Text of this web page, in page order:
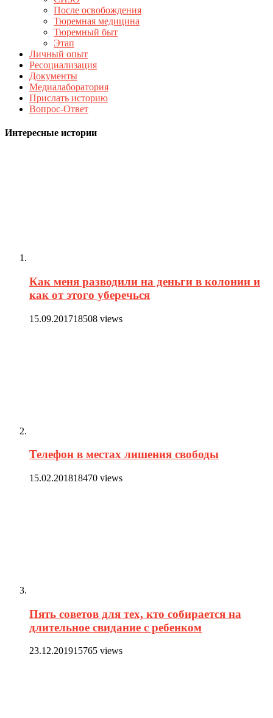
После освобождения
Тюремная медицина
Тюремный быт
Этап
Личный опыт
Ресоциализация
Документы
Медиалаборатория
Прислать историю
Вопрос-Ответ
Интересные истории
Как меня разводили на деньги в колонии и
как от этого уберечься
15.09.201718508 views
Телефон в местах лишения свободы
15.02.201818470 views
Пять советов для тех, кто собирается на
длительное свидание с ребенком
23.12.201915765 views